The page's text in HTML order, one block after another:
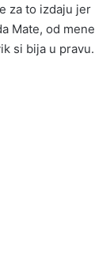
za to izdaju jer
Mate, od mene
si bija u pravu.